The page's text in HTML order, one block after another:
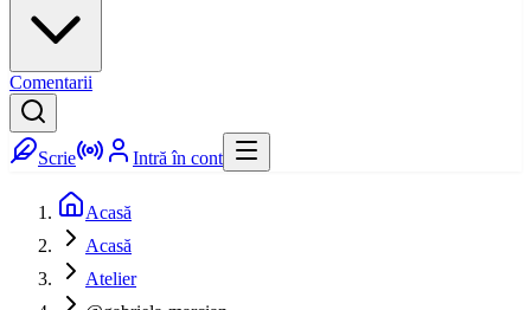
Comentarii
Scrie Intră în cont
Acasă
Acasă
Atelier